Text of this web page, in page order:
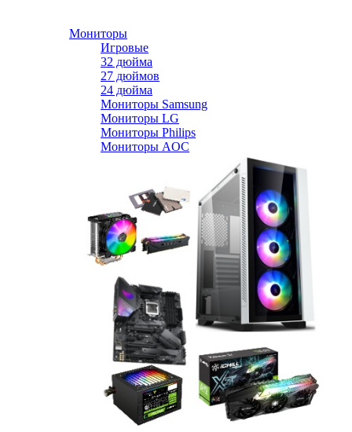
Мониторы
Игровые
32 дюйма
27 дюймов
24 дюйма
Мониторы Samsung
Мониторы LG
Мониторы Philips
Мониторы AOC